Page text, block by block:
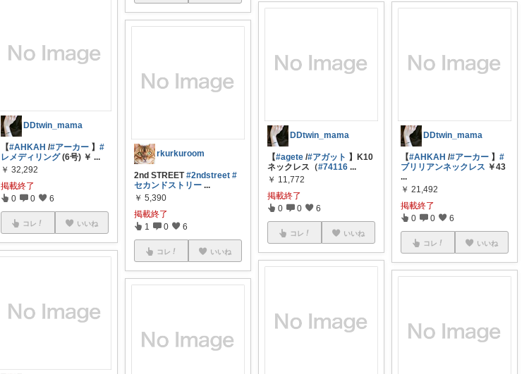
DDtwin_mama
【#AHKAH /#アーカー 】#
レメディリング(6号) ￥ ...
￥ 32,292
掲載終了
0 0 6
コレ いいね
rkurkuroom
2nd STREET#2ndstreet #
セカンドストリー ...
￥ 5,390
掲載終了
1 0 6
コレ いいね
DDtwin_mama
【#agete /#アガット 】K10
ネックレス（#74116 ...
￥ 11,772
掲載終了
0 0 6
コレ いいね
DDtwin_mama
【#AHKAH /#アーカー 】#
ブリリアンネックレス ￥43
...
￥ 21,492
掲載終了
0 0 6
コレ いいね